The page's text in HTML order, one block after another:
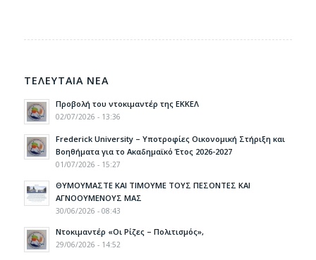
ΤΕΛΕΥΤΑΙΑ ΝΕΑ
Προβολή του ντοκιμαντέρ της ΕΚΚΕΛ
02/07/2026 - 13:36
Frederick University – Υποτροφίες Οικονομική Στήριξη και
Βοηθήματα για το Ακαδημαϊκό Έτος 2026-2027
01/07/2026 - 15:27
ΘΥΜΟΥΜΑΣΤΕ ΚΑΙ ΤΙΜΟΥΜΕ ΤΟΥΣ ΠΕΣΟΝΤΕΣ ΚΑΙ
ΑΓΝΟΟΥΜΕΝΟΥΣ ΜΑΣ
30/06/2026 - 08:43
Ντοκιμαντέρ «Οι Ρίζες – Πολιτισμός»,
29/06/2026 - 14:52